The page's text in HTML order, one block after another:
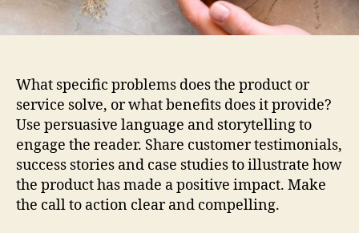
What specific problems does the product or
service solve, or what benefits does it provide?
Use persuasive language and storytelling to
engage the reader. Share customer testimonials,
success stories and case studies to illustrate how
the product has made a positive impact. Make
the call to action clear and compelling.